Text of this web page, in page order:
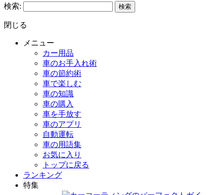
検索:
閉じる
メニュー
カー用品
車のお手入れ術
車の節約術
車で楽しむ
車の知識
車の購入
車を手放す
車のアプリ
自動運転
車の用語集
お気に入り
トップに戻る
ランキング
特集